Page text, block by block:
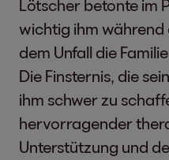
Lötscher betonte im
wichtig ihm während
dem Unfall die
Die Finsternis, die
ihm schwer zu
hervorragender
Unterstützung und